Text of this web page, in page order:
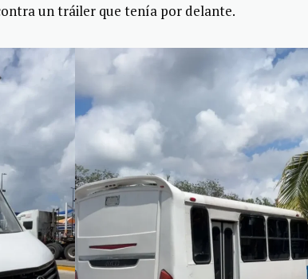
un tráiler que tenía por delante.